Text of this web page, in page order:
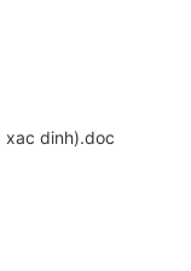
xac dinh).doc